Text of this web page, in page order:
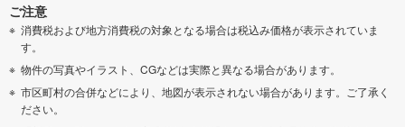
ご注意
消費税および地方消費税の対象となる場合は税込み価格が表示されていま
す。
物件の写真やイラスト、CGなどは実際と異なる場合があります。
市区町村の合併などにより、地図が表示されない場合があります。ご了承く
ださい。